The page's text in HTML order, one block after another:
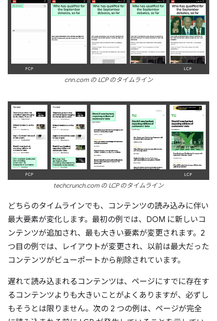
cnn.com の LCP のタイムライン
techcrunch.com の LCP のタイムライン
どちらのタイムラインでも、コンテンツの読み込みに伴い
最大要素が変化します。最初の例では、DOM に新しいコ
ンテンツが追加され、最も大きい要素が変更されます。2
つ目の例では、レイアウトが変更され、以前は最大だった
コンテンツがビューポートから削除されています。
遅れて読み込まれるコンテンツは、ページにすでに存在す
るコンテンツよりも大きいことがよくありますが、必ずし
もそうとは限りません。次の 2 つの例は、ページが完全